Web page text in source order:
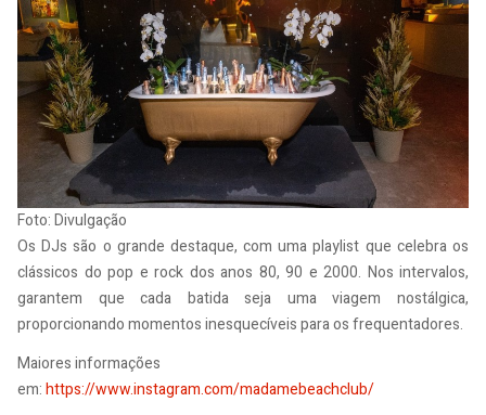
Foto: Divulgação
Os DJs são o grande destaque, com uma playlist que celebra os
clássicos do pop e rock dos anos 80, 90 e 2000. Nos intervalos,
garantem que cada batida seja uma viagem nostálgica,
proporcionando momentos inesquecíveis para os frequentadores.
Maiores informações
em:https://www.instagram.com/madamebeachclub/